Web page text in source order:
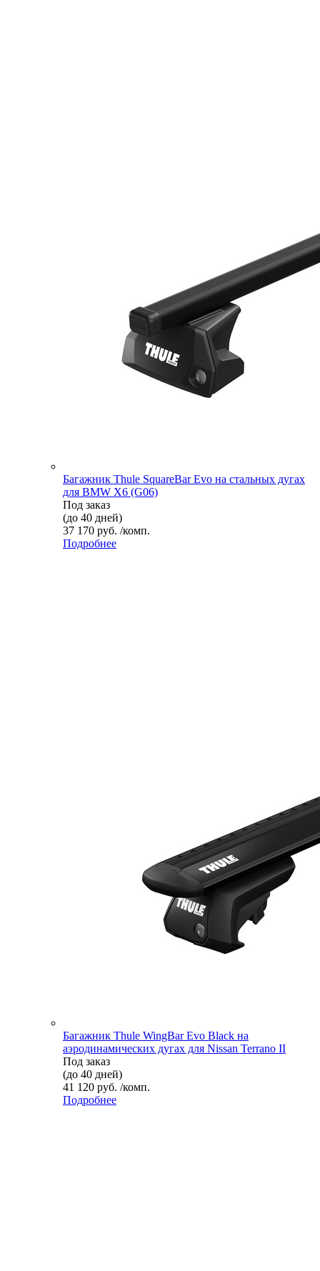
Багажник Thule SquareBar Evo на стальных дугах
для BMW X6 (G06)
Под заказ
(до 40 дней)
37 170 руб. /комп.
Подробнее
Багажник Thule WingBar Evo Black на
аэродинамических дугах для Nissan Terrano II
Под заказ
(до 40 дней)
41 120 руб. /комп.
Подробнее